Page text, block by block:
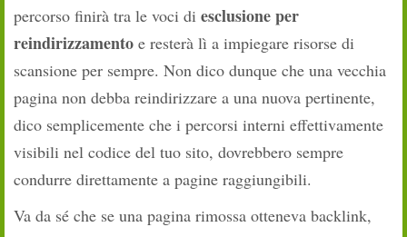
percorso finirà tra le voci di esclusione per
reindirizzamento e resterà lì a impiegare risorse di
scansione per sempre. Non dico dunque che una vecchia
pagina non debba reindirizzare a una nuova pertinente,
dico semplicemente che i percorsi interni effettivamente
visibili nel codice del tuo sito, dovrebbero sempre
condurre direttamente a pagine raggiungibili.
Va da sé che se una pagina rimossa otteneva backlink,